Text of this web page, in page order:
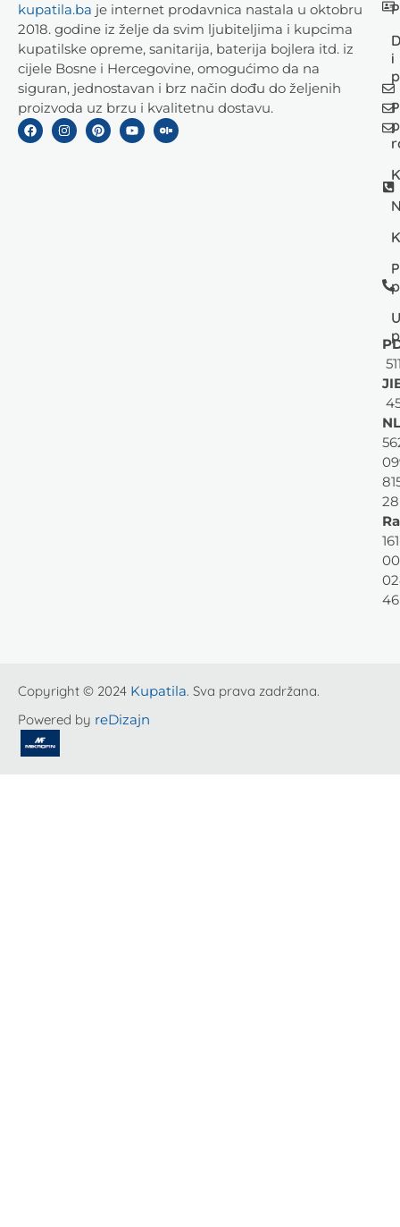
kupatila.ba je internet prodavnica nastala u oktobru
2018. godine iz želje da svim ljubiteljima i kupcima
kupatilske opreme, sanitarija, baterija bojlera itd. iz
cijele Bosne i Hercegovine, omogućimo da na
siguran, jednostavan i brz način dođu do željenih
proizvoda uz brzu i kvalitetnu dostavu.
i
28
46
Copyright © 2024 Kupatila. Sva prava zadržana.
Powered by reDizajn